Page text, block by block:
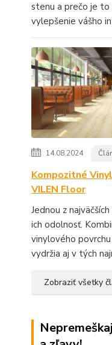
stenu a prečo je to
vylepšenie vášho
14.08.2024
Kompozitné
VILEN Floor
Jednou z
ich odolnosť.
vinylového
vydržia aj v tých
Zobraziť všetky